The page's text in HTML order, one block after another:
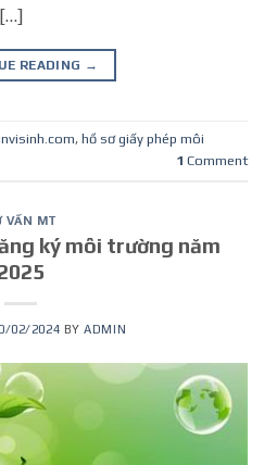
READING →
, hồ sơ giấy phép môi
1 Comment
VẤN MT
ký môi trường năm
02/2024 BYADMIN